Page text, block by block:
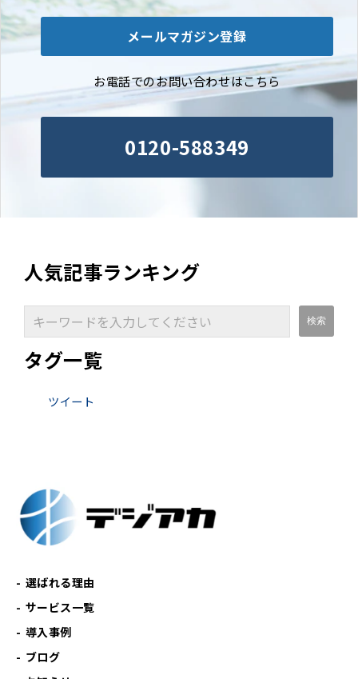
メールマガジン登録
お電話でのお問い合わせはこちら
0120-588349
人気記事ランキング
タグ一覧
ツイート
選ばれる理由
サービス一覧
導入事例
ブログ